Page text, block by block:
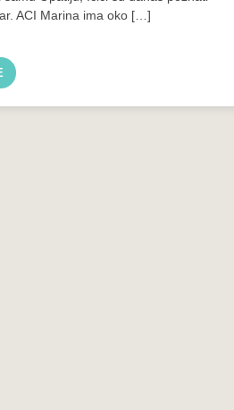
ACI Marina ima oko […]